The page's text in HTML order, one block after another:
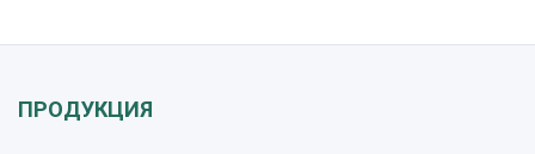
ПРОДУКЦИЯ